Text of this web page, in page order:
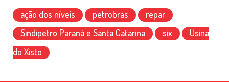
ação dos níveis petrobras
repar
Sindipetro Paraná e Santa Catarina
six
Usina
do Xisto